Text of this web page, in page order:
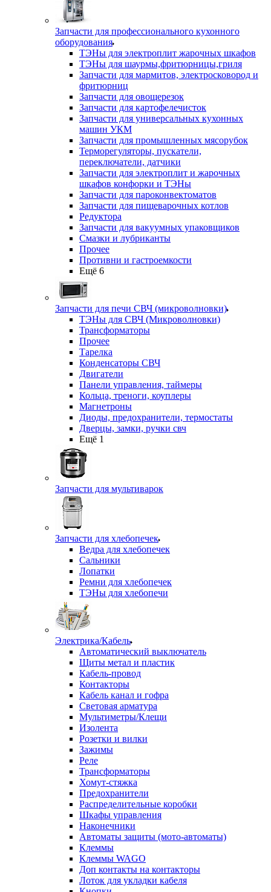
Запчасти для профессионального кухонного
оборудования
ТЭНы для электроплит жарочных шкафов
ТЭНы для шаурмы,фритюрницы,гриля
Запчасти для мармитов, электросковород и
фритюрниц
Запчасти для овощерезок
Запчасти для картофелечисток
Запчасти для универсальных кухонных
машин УКМ
Запчасти для промышленных мясорубок
Терморегуляторы, пускатели,
переключатели, датчики
Запчасти для электроплит и жарочных
шкафов конфорки и ТЭНы
Запчасти для пароконвектоматов
Запчасти для пищеварочных котлов
Редуктора
Запчасти для вакуумных упаковщиков
Смазки и лубриканты
Прочее
Противни и гастроемкости
Ещё 6
Запчасти для печи СВЧ (микроволновки)
ТЭНы для СВЧ (Микроволновки)
Трансформаторы
Прочее
Тарелка
Конденсаторы СВЧ
Двигатели
Панели управления, таймеры
Кольца, треноги, коуплеры
Магнетроны
Диоды, предохранители, термостаты
Дверцы, замки, ручки свч
Ещё 1
Запчасти для мультиварок
Запчасти для хлебопечек
Ведра для хлебопечек
Сальники
Лопатки
Ремни для хлебопечек
ТЭНы для хлебопечи
Электрика/Кабель
Автоматический выключатель
Щиты метал и пластик
Кабель-провод
Контакторы
Кабель канал и гофра
Световая арматура
Мультиметры/Клещи
Изолента
Розетки и вилки
Зажимы
Реле
Трансформаторы
Хомут-стяжка
Предохранители
Распределительные коробки
Шкафы управления
Наконечники
Автоматы защиты (мото-автоматы)
Клеммы
Клеммы WAGO
Доп контакты на контакторы
Лоток для укладки кабеля